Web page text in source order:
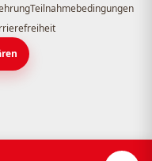
Teilnahmebedingungen